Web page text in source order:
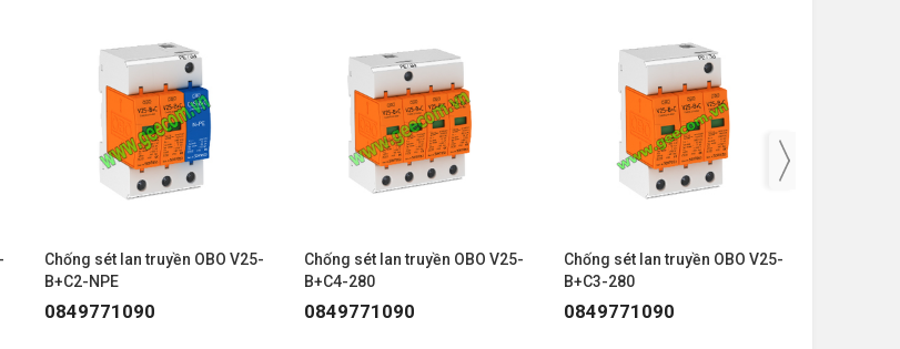
255V 3P, Iimp 50 (10/350) kA, In 50 kA/P
255V 3P+NPE, Iimp 50 (10/350) kA, In 50 kA/P
lý nhất.
Chống sét lan truyền OBO V25-
B+C2-NPE
0849771090
Chống sét lan truyền OBO V25-
B+C4-280
0849771090
Chống sét lan truyền OBO V25-
B+C3-280
0849771090